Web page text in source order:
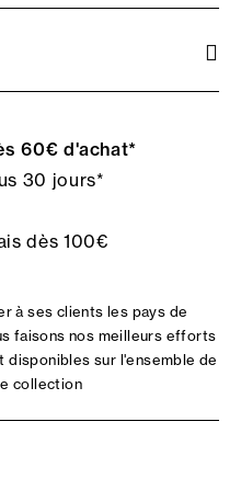
60€ d'achat*
30 jours*
dès 100€
à ses clients les pays de
faisons nos meilleurs efforts
disponibles sur l'ensemble de
collection